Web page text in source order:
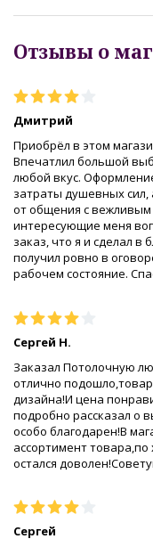
Отзывы о
Дмитрий
Приобрёл в этом
Впечатлил большой
любой вкус.
затраты душевных сил,
от общения с
интересующие меня
заказ, что я и сделал
получил ровно в
рабочем состояние.
Сергей Н.
Заказал Потолочную
отлично
дизайна!И цена
подробно рассказал о
особо благодарен!В
ассортимент
остался
Сергей